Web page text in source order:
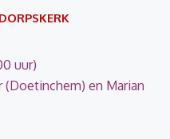
uur)
(Doetinchem) en Marian